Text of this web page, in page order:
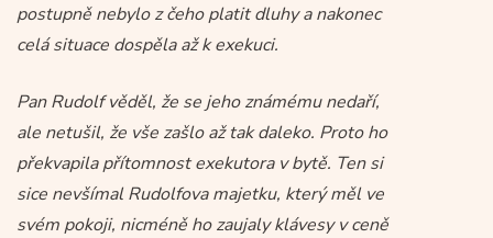
postupně nebylo z čeho platit dluhy a nakonec
celá situace dospěla až k exekuci.
Pan Rudolf věděl, že se jeho známému nedaří,
ale netušil, že vše zašlo až tak daleko. Proto ho
překvapila přítomnost exekutora v bytě. Ten si
sice nevšímal Rudolfova majetku, který měl ve
svém pokoji, nicméně ho zaujaly klávesy v ceně